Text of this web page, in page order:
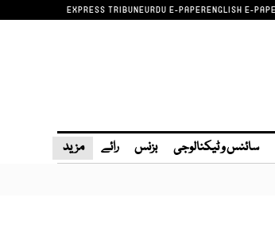
EXPRESS TRIBUNEURDU E-PAPERENGLISH E-
سائنس و ٹیکنالوجی بزنس رائے مزید